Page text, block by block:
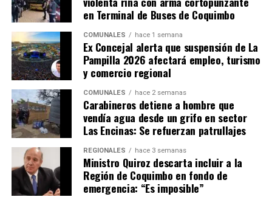
en Terminal de Buses de Coquimbo
COMUNALES hace 1 semana
Ex Concejal alerta que suspensión de La
Pampilla 2026 afectará empleo, turismo
y comercio regional
COMUNALES hace 2 semanas
Carabineros detiene a hombre que
vendía agua desde un grifo en sector
Las Encinas: Se refuerzan patrullajes
REGIONALES hace 3 semanas
Ministro Quiroz descarta incluir a la
Región de Coquimbo en fondo de
emergencia: “Es imposible”